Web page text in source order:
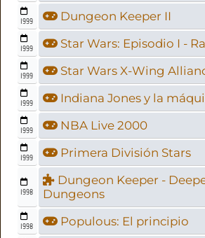
1999 Dungeon Keeper II
1999 Star Wars: Episodio I -
1999 Star Wars X-Wing
1999 Indiana Jones y la
1999 NBA Live 2000
1999 Primera División Stars
1998
Dungeon Keeper -
Dungeons
1998 Populous: El principio